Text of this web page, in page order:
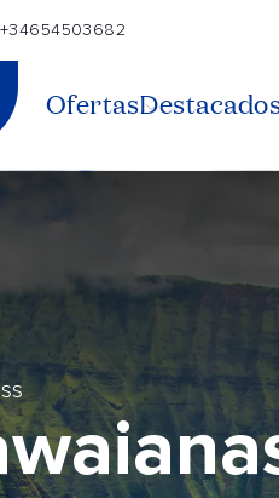
+34654503682
Ofertas